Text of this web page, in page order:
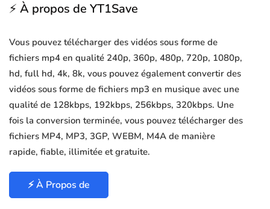
⚡ À propos de YT1Save
Vous pouvez télécharger des vidéos sous forme de
fichiers mp4 en qualité 240p, 360p, 480p, 720p, 1080p,
hd, full hd, 4k, 8k, vous pouvez également convertir des
vidéos sous forme de fichiers mp3 en musique avec une
qualité de 128kbps, 192kbps, 256kbps, 320kbps. Une
fois la conversion terminée, vous pouvez télécharger des
fichiers MP4, MP3, 3GP, WEBM, M4A de manière
rapide, fiable, illimitée et gratuite.
⚡ À Propos de